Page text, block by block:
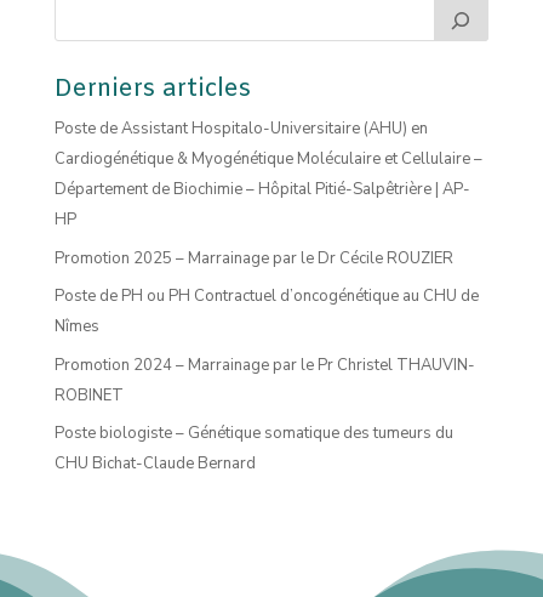
Derniers articles
Poste de Assistant Hospitalo-Universitaire (AHU) en
Cardiogénétique & Myogénétique Moléculaire et Cellulaire –
Département de Biochimie – Hôpital Pitié-Salpêtrière | AP-
HP
Promotion 2025 – Marrainage par le Dr Cécile ROUZIER
Poste de PH ou PH Contractuel d’oncogénétique au CHU de
Nîmes
Promotion 2024 – Marrainage par le Pr Christel THAUVIN-
ROBINET
Poste biologiste – Génétique somatique des tumeurs du
CHU Bichat-Claude Bernard